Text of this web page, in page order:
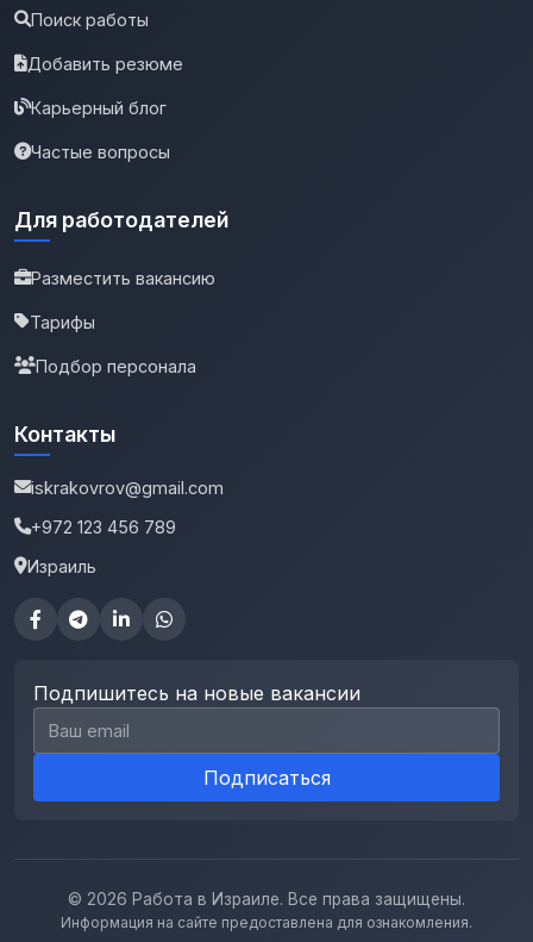
Поиск работы
Добавить резюме
Карьерный блог
Частые вопросы
Для работодателей
Разместить вакансию
Тарифы
Подбор персонала
Контакты
iskrakovrov@gmail.com
+972 123 456 789
Израиль
Подпишитесь на новые вакансии
Email для подписки
Подписаться
© 2026 Работа в Израиле. Все права защищены.
Информация на сайте предоставлена для ознакомления.